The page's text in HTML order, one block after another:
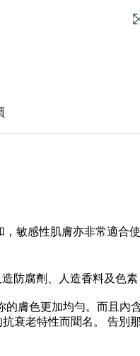
敏感性肌膚亦非常適合使
造防腐劑、 人造香料及色素
膚色更加均勻。而且內
衰老特性而聞名。 告別